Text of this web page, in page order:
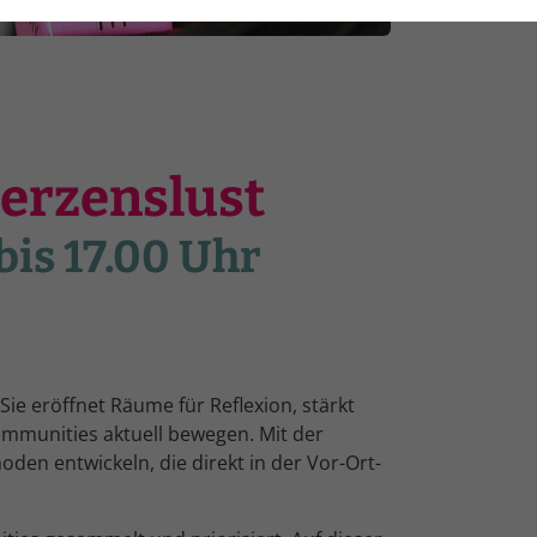
17.00 Uhr
eröffnet Räume für Reflexion, stärkt
aktuell bewegen. Mit der
entwickeln, die direkt in der Vor-Ort-